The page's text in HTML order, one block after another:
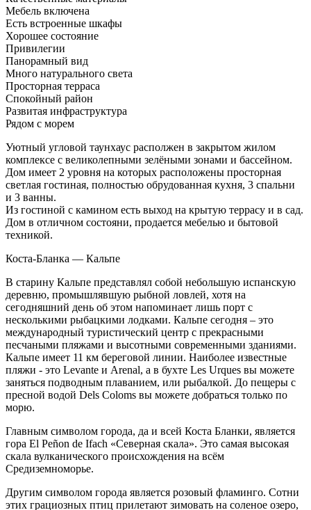
Мебель включена
Есть встроенные шкафы
Хорошее состояние
Привилегии
Панорамный вид
Много натурального света
Просторная терраса
Спокойный район
Развитая инфраструктура
Рядом с морем
Уютный угловой таунхаус располжен в закрытом жилом
комплексе с великолепными зелёными зонами и бассейном.
Дом имеет 2 уровня на которых расположены просторная
светлая гостиная, полностью обрудованная кухня, 3 спальни
и 3 ванны.
Из гостиной с камином есть выход на крытую террасу и в сад.
Дом в отличном состояни, продается мебелью и бытовой
техникой.
Коста-Бланка — Кальпе
В старину Кальпе представлял собой небольшую испанскую
деревню, промышлявшую рыбной ловлей, хотя на
сегодняшний день об этом напоминает лишь порт с
несколькими рыбацкими лодками. Кальпе сегодня – это
международный туристический центр с прекрасными
песчаными пляжами и высотными современными зданиями.
Кальпе имеет 11 км береговой линии. Наиболее известные
пляжи - это Levante и Arenal, а в бухте Les Urques вы можете
заняться подводным плаванием, или рыбалкой. До пещеры с
пресной водой Dels Coloms вы можете добраться только по
морю.
Главным символом города, да и всей Коста Бланки, является
гора El Peñon de Ifach «Северная скала». Это самая высокая
скала вулканического происхождения на всём
Средиземноморье.
Другим символом города является розовый фламинго. Сотни
этих грациозных птиц прилетают зимовать на соленое озеро,